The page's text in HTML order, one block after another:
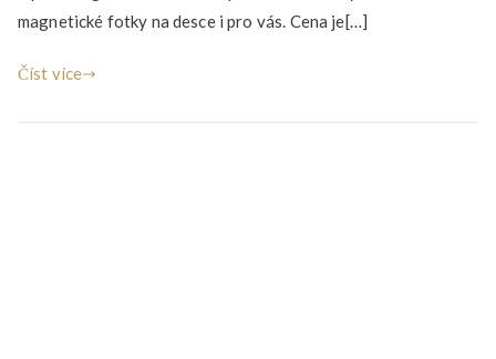
magnetické fotky na desce i pro vás. Cena je[…]
Číst více